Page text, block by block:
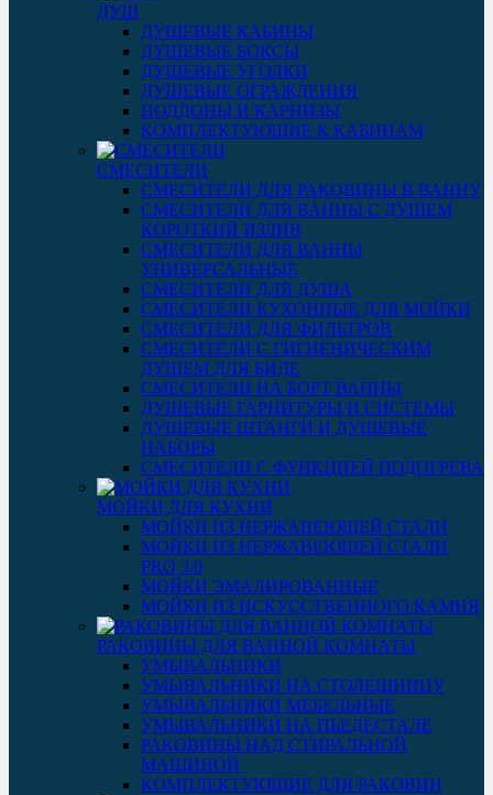
ДУШ
ДУШЕВЫЕ КАБИНЫ
ДУШЕВЫЕ БОКСЫ
ДУШЕВЫЕ УГОЛКИ
ДУШЕВЫЕ ОГРАЖДЕНИЯ
ПОДДОНЫ И КАРНИЗЫ
КОМПЛЕКТУЮЩИЕ К КАБИНАМ
СМЕСИТЕЛИ
СМЕСИТЕЛИ ДЛЯ РАКОВИНЫ В ВАННУ
СМЕСИТЕЛИ ДЛЯ ВАННЫ С ДУШЕМ
КОРОТКИЙ ИЗЛИВ
СМЕСИТЕЛИ ДЛЯ ВАННЫ
УНИВЕРСАЛЬНЫЕ
СМЕСИТЕЛИ ДЛЯ ДУША
СМЕСИТЕЛИ КУХОННЫЕ ДЛЯ МОЙКИ
СМЕСИТЕЛИ ДЛЯ ФИЛЬТРОВ
СМЕСИТЕЛИ С ГИГИЕНИЧЕСКИМ
ДУШЕМ ДЛЯ БИДЕ
СМЕСИТЕЛИ НА БОРТ ВАННЫ
ДУШЕВЫЕ ГАРНИТУРЫ И СИСТЕМЫ
ДУШЕВЫЕ ШТАНГИ И ДУШЕВЫЕ
НАБОРЫ
СМЕСИТЕЛИ С ФУНКЦИЕЙ ПОДОГРЕВА
МОЙКИ ДЛЯ КУХНИ
МОЙКИ ИЗ НЕРЖАВЕЮЩЕЙ СТАЛИ
МОЙКИ ИЗ НЕРЖАВЕЮЩЕЙ СТАЛИ
PRO 3.0
МОЙКИ ЭМАЛИРОВАННЫЕ
МОЙКИ ИЗ ИСКУССТВЕННОГО КАМНЯ
РАКОВИНЫ ДЛЯ ВАННОЙ КОМНАТЫ
УМЫВАЛЬНИКИ
УМЫВАЛЬНИКИ НА СТОЛЕШНИЦУ
УМЫВАЛЬНИКИ МЕБЕЛЬНЫЕ
УМЫВАЛЬНИКИ НА ПЬЕДЕСТАЛЕ
РАКОВИНЫ НАД СТИРАЛЬНОЙ
МАШИНОЙ
КОМПЛЕКТУЮЩИЕ ДЛЯ РАКОВИН